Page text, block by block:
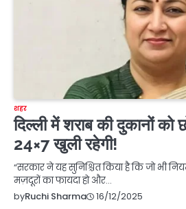
शहर
दिल्ली में शराब की दुकानों
24×7 खुली रहेगी!
“सरकार ने यह सुनिश्चित किया है कि जो भी
मज़दूरों का फायदा हो और…
byRuchi Sharma 16/12/2025